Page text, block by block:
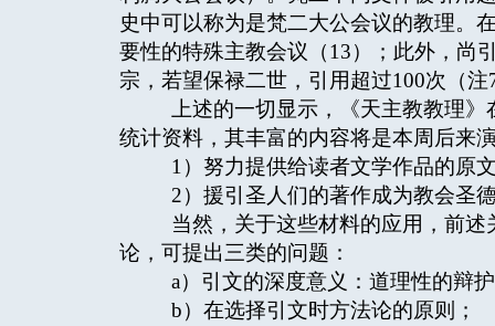
史中可以称为是梵二大公会议的教理。
要性的特殊主教会议（13）；此外，尚
宗，若望保禄二世，引用超过100次（注
上述的一切显示，《天主教教理》
统计资料，其丰富的内容将是本周后来
1）努力提供给读者文学作品的原
2）援引圣人们的著作成为教会圣
当然，关于这些材料的应用，前述
论，可提出三类的问题：
a）引文的深度意义：道理性的辩
b）在选择引文时方法论的原则；